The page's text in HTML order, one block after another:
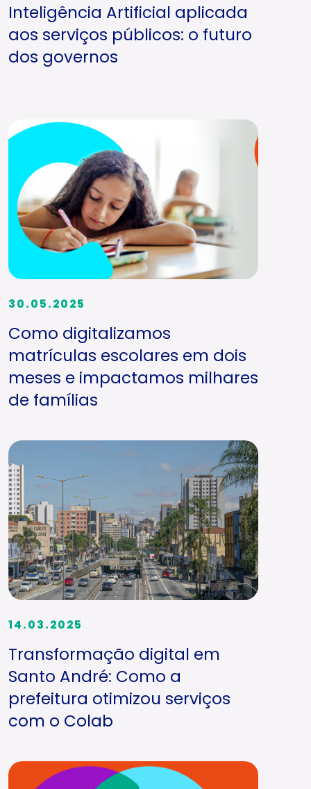
Inteligência Artificial aplicada
aos serviços públicos: o futuro
dos governos
30.05.2025
Como digitalizamos
matrículas escolares em dois
meses e impactamos milhares
de famílias
14.03.2025
Transformação digital em
Santo André: Como a
prefeitura otimizou serviços
com o Colab